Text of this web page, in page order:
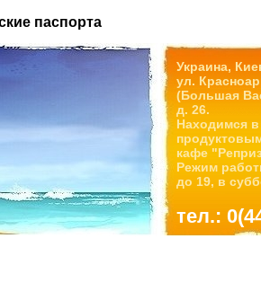
паспорта
Украина,
ул.
(Большая
д. 26.
Находимся
кафе
Режим
до 19, в
тел.: